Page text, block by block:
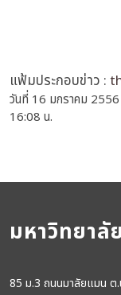
แฟ้มประกอบข่าว :
วันที่ 16 มกราคม
16:08 น.
มหาวิทยาลั
85 ม.3 ถนนมาลัยแมน ต